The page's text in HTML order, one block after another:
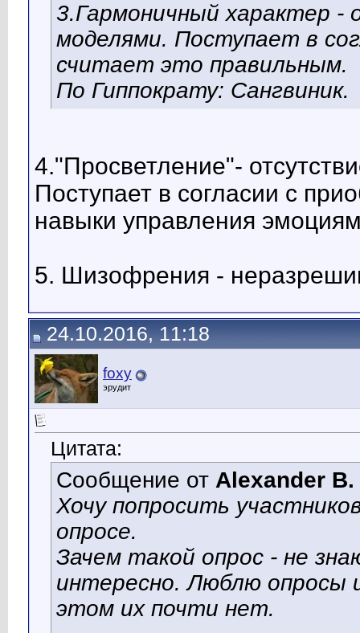
3.Гармоничный характер
моделями. Поступает в
считает это правильным.
По Гиппократу: Сангвиник.
4."Просветление"-
Поступает в согласии с
навыки управления
5. Шизофрения -
24.10.2016, 11:18
foxy
эрудит
Цитата:
Сообщение от Alexander B.
Хочу попросить
опросе.
Зачем такой опрос - не
интересно. Люблю опросы
этом их почти нет.